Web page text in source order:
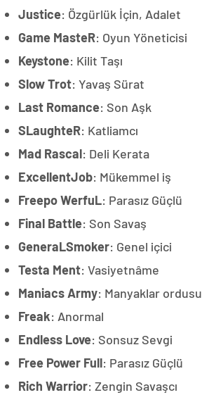
Justice: Özgürlük İçin, Adalet
Game MasteR: Oyun Yöneticisi
Keystone: Kilit Taşı
Slow Trot: Yavaş Sürat
Last Romance: Son Aşk
SLaughteR: Katliamcı
Mad Rascal: Deli Kerata
ExcellentJob: Mükemmel iş
Freepo WerfuL: Parasız Güçlü
Final Battle: Son Savaş
GeneraLSmoker: Genel içici
Testa Ment: Vasiyetnâme
Maniacs Army: Manyaklar ordusu
Freak: Anormal
Endless Love: Sonsuz Sevgi
Free Power Full: Parasız Güçlü
Rich Warrior: Zengin Savaşcı